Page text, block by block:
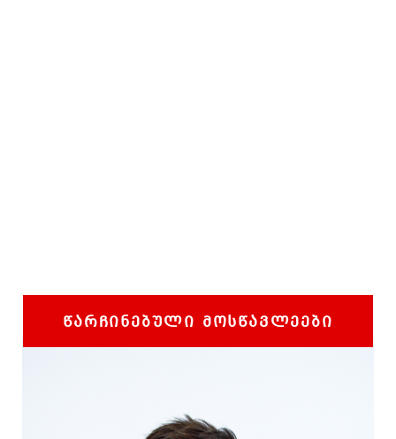
ᲬᲐᲠᲩᲘᲜᲔᲑᲣᲚᲘ ᲛᲝᲡᲬᲐᲕᲚᲔᲔᲑᲘ